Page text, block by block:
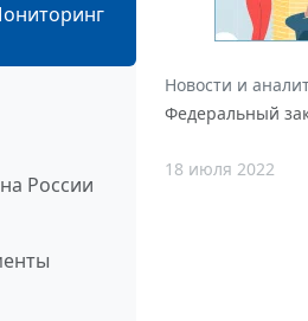
России
Новости и
Федеральный
18 июля 2022